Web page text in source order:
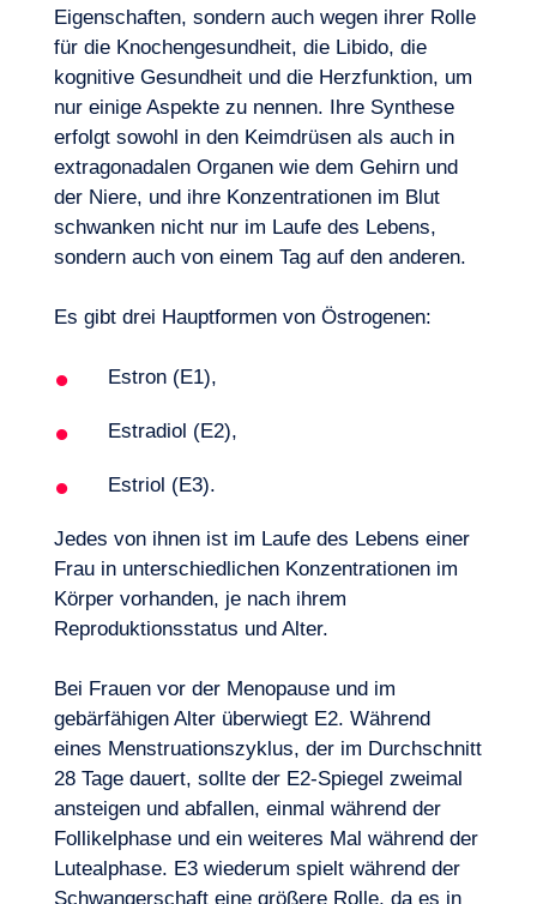
Unser Abenteuer
Lust, an Bord zu gehen?
Eigenschaften, sondern auch wegen ihrer Rolle
für die Knochengesundheit, die Libido, die
kognitive Gesundheit und die Herzfunktion, um
nur einige Aspekte zu nennen. Ihre Synthese
erfolgt sowohl in den Keimdrüsen als auch in
extragonadalen Organen wie dem Gehirn und
der Niere, und ihre Konzentrationen im Blut
schwanken nicht nur im Laufe des Lebens,
sondern auch von einem Tag auf den anderen.
Es gibt drei Hauptformen von Östrogenen:
Estron (E1),
Estradiol (E2),
Estriol (E3).
Jedes von ihnen ist im Laufe des Lebens einer
Frau in unterschiedlichen Konzentrationen im
Körper vorhanden, je nach ihrem
Reproduktionsstatus und Alter.
Bei Frauen vor der Menopause und im
gebärfähigen Alter überwiegt E2. Während
eines Menstruationszyklus, der im Durchschnitt
28 Tage dauert, sollte der E2-Spiegel zweimal
ansteigen und abfallen, einmal während der
Follikelphase und ein weiteres Mal während der
Lutealphase. E3 wiederum spielt während der
Schwangerschaft eine größere Rolle, da es in